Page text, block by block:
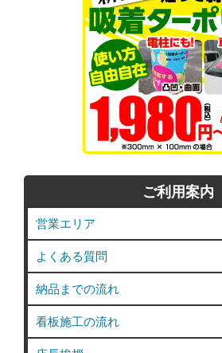
ご利用案内
営業エリア
よくある質問
納品までの流れ
看板施工の流れ